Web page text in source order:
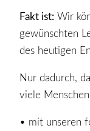
Fakt ist: Wir
gewünschten
des heutigen
Nur dadurch,
viele
• mit unseren